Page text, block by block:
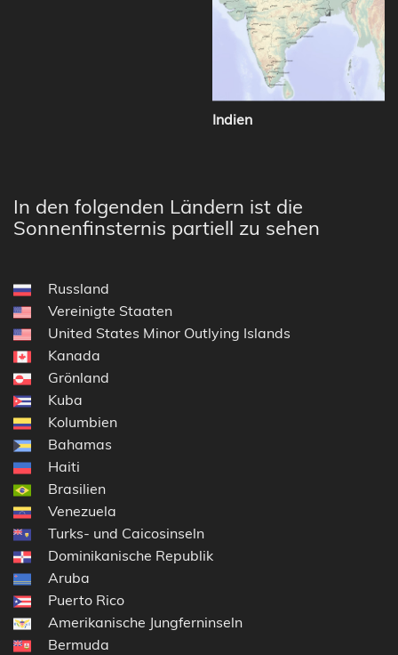
Indien
In den folgenden Ländern ist die
Sonnenfinsternis partiell zu sehen
Russland
Vereinigte Staaten
United States Minor Outlying Islands
Kanada
Grönland
Kuba
Kolumbien
Bahamas
Haiti
Brasilien
Venezuela
Turks- und Caicosinseln
Dominikanische Republik
Aruba
Puerto Rico
Amerikanische Jungferninseln
Bermuda